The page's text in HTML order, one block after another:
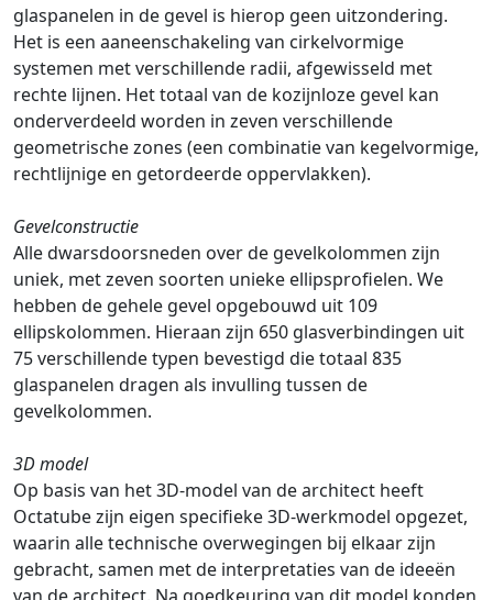
glaspanelen in de gevel is hierop geen uitzondering.
Het is een aaneenschakeling van cirkelvormige
systemen met verschillende radii, afgewisseld met
rechte lijnen. Het totaal van de kozijnloze gevel kan
onderverdeeld worden in zeven verschillende
geometrische zones (een combinatie van kegelvormige,
rechtlijnige en getordeerde oppervlakken).
Gevelconstructie
Alle dwarsdoorsneden over de gevelkolommen zijn
uniek, met zeven soorten unieke ellipsprofielen. We
hebben de gehele gevel opgebouwd uit 109
ellipskolommen. Hieraan zijn 650 glasverbindingen uit
75 verschillende typen bevestigd die totaal 835
glaspanelen dragen als invulling tussen de
gevelkolommen.
3D model
Op basis van het 3D-model van de architect heeft
Octatube zijn eigen specifieke 3D-werkmodel opgezet,
waarin alle technische overwegingen bij elkaar zijn
gebracht, samen met de interpretaties van de ideeën